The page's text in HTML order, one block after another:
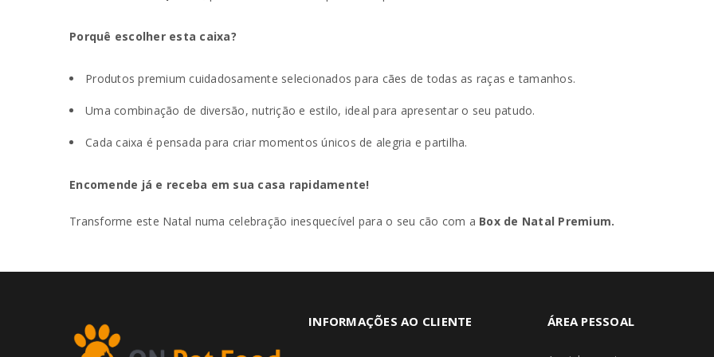
Porquê escolher esta caixa?
Produtos premium cuidadosamente selecionados para cães de todas as raças e tamanhos.
Uma combinação de diversão, nutrição e estilo, ideal para apresentar o seu patudo.
Cada caixa é pensada para criar momentos únicos de alegria e partilha.
Encomende já e receba em sua casa rapidamente!
Transforme este Natal numa celebração inesquecível para o seu cão com a Box de Natal Premium.
INFORMAÇÕES AO CLIENTE ÁREA PESSOAL